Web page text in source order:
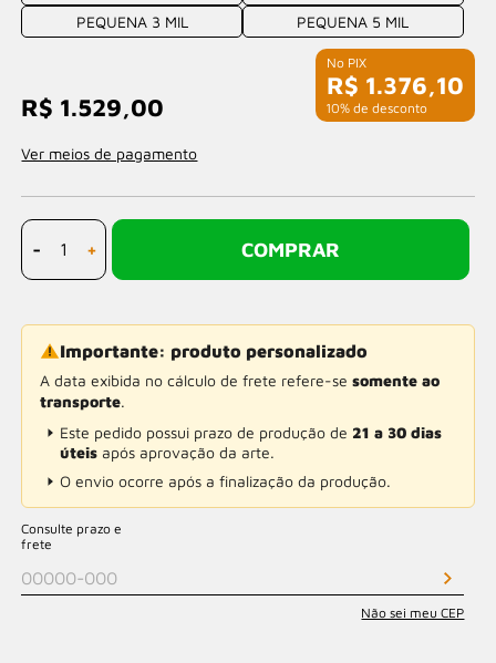
PEQUENA 3 MIL
PEQUENA 5 MIL
R$ 1.376,10
com 10% de desconto
R$ 1.529,00
Ver meios de pagamento
- + COMPRAR
Importante: produto personalizado
A data exibida no cálculo de frete refere-sesomente ao
transporte.
Este pedido possui prazo de produção de 21 a 30 dias
úteis após aprovação da arte.
O envio ocorre após a finalização da produção.
Consulte prazo e
frete
Não sei meu CEP